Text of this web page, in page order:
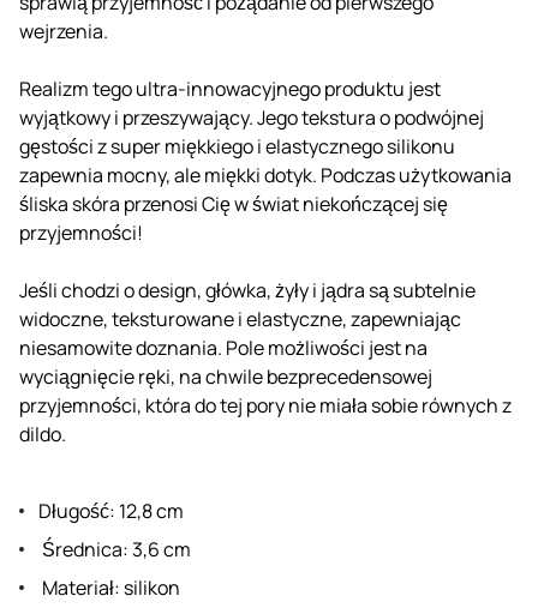
wejrzenia.
Realizm tego ultra-innowacyjnego produktu jest
wyjątkowy i przeszywający. Jego tekstura o podwójnej
gęstości z super miękkiego i elastycznego silikonu
zapewnia mocny, ale miękki dotyk. Podczas użytkowania
śliska skóra przenosi Cię w świat niekończącej się
przyjemności!
Jeśli chodzi o design, główka, żyły i jądra są subtelnie
widoczne, teksturowane i elastyczne, zapewniając
niesamowite doznania. Pole możliwości jest na
wyciągnięcie ręki, na chwile bezprecedensowej
przyjemności, która do tej pory nie miała sobie równych z
dildo.
Długość: 12,8 cm
Średnica: 3,6 cm
Materiał: silikon